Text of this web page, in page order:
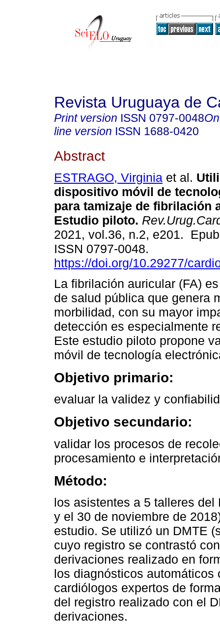
Revista Uruguaya de
Print version ISSN 0797-0048
line version ISSN 1688-0420
Abstract
ESTRAGO, Virginia et al.
dispositivo móvil de
para tamizaje de fibrilación
Estudio piloto.
2021, vol.36, n.2, e201.
ISSN 0797-0048.
https://doi.org/10.29277/
La fibrilación auricular (FA)
de salud pública que genera
morbilidad, con su mayor
detección es especialmente
Este estudio piloto propone
móvil de tecnología
Objetivo primario:
evaluar la validez y
Objetivo secundario:
validar los procesos de
procesamiento e
Método:
los asistentes a 5 talleres
y el 30 de noviembre de
estudio. Se utilizó un DMTE
cuyo registro se contrastó
derivaciones realizado en
los diagnósticos automáticos
cardiólogos expertos de
del registro realizado con el
derivaciones.